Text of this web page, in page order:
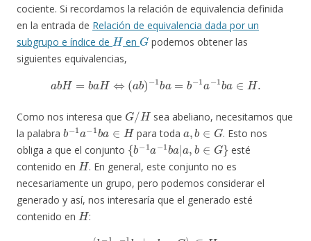
cociente. Si recordamos la relación de equivalencia definida
en la entrada de Relación de equivalencia dada por un
subgrupo e índice de
H
en
G
podemos obtener las
siguientes equivalencias,
a bH b H⇔ ( ab )−1b − 1a −1b ∈ H.
Como nos interesa que
G/ H
sea abeliano, necesitamos que
la palabra
b−1a−1 ba∈H
para toda
a,b∈G
. Esto nos
obliga a que el conjunto
{b−1a−1ba|a ,b ∈G}
esté
contenido en
H
. En general, este conjunto no es
necesariamente un grupo, pero podemos considerar el
generado y así, nos interesaría que el generado esté
contenido en
H
:
⟨b−1 a−1 b |a b ∈G ⟩⊆ H